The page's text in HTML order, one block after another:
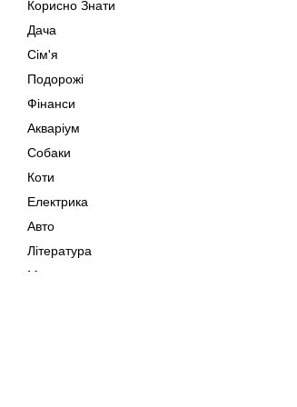
Корисно Знати
Дача
Сім'я
Подорожі
Фінанси
Акваріум
Собаки
Коти
Електрика
Авто
Література
Музика